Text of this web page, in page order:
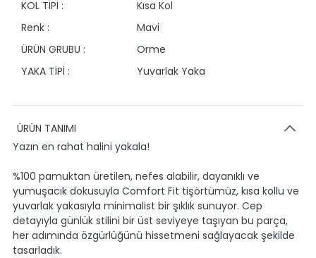
KOL TİPİ :
Kısa Kol
Renk :
Mavi
ÜRÜN GRUBU :
Orme
YAKA TİPİ :
Yuvarlak Yaka
ÜRÜN TANIMI
Yazın en rahat halini yakala!
%100 pamuktan üretilen, nefes alabilir, dayanıklı ve
yumuşacık dokusuyla Comfort Fit tişörtümüz, kısa kollu ve
yuvarlak yakasıyla minimalist bir şıklık sunuyor. Cep
detayıyla günlük stilini bir üst seviyeye taşıyan bu parça,
her adımında özgürlüğünü hissetmeni sağlayacak şekilde
tasarladık.